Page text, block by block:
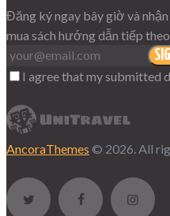
Đăng ký ngay bây giờ và
mua sách hướng dẫn tiếp
I agree that my submitted
AncoraThemes © 2026. All